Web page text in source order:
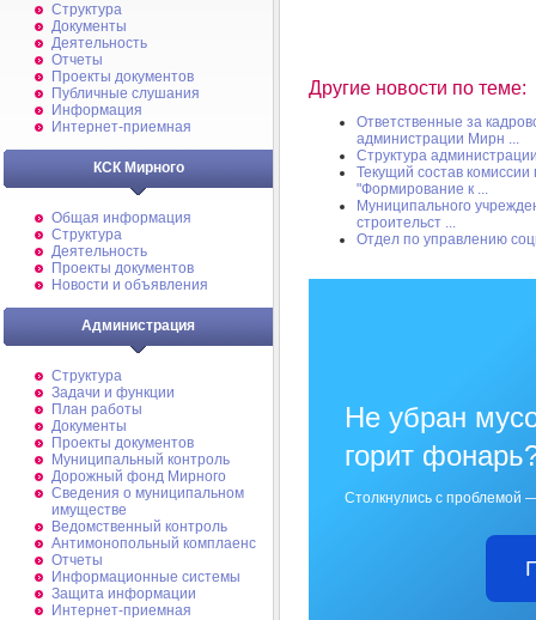
Структура
Документы
Деятельность
Отчеты
Проекты документов
Публичные слушания
Информация
Интернет-приемная
КСК Мирного
Общая информация
Структура
Деятельность
Проекты документов
Новости и объявления
Администрация
Структура
Задачи и функции
План работы
Документы
Проекты документов
Муниципальный контроль
Дорожный фонд Мирного
Cведения о муниципальном
имуществе
Ведомственный контроль
Антимонопольный комплаенс
Отчеты
Информационные системы
Защита информации
Интернет-приемная
Другие новости по теме:
Ответственные за
администрации Мирн ...
Структура
Текущий состав
"Формирование к ...
Муниципального
строительст ...
Отдел по управлению
Не убран
горит
Столкнулись с проблемой